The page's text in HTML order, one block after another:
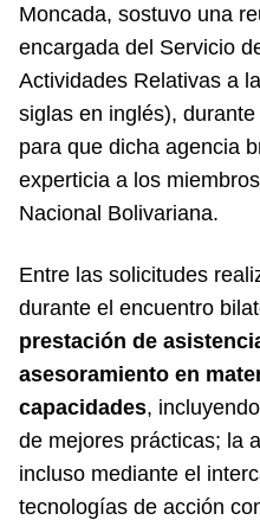
Moncada, sostuvo una
encargada del Servicio
Actividades Relativas a
siglas en inglés),
para que dicha agencia
experticia a los
Nacional Bolivariana.
Entre las solicitudes
durante el encuentro
prestación de
asesoramiento en
capacidades,
de mejores prácticas; la
incluso mediante el
tecnologías de acción